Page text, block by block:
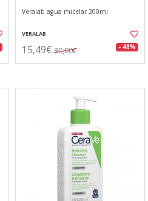
Veralab agua micelar 200ml
VERALAB
15,49€ 30,00€ - 48%